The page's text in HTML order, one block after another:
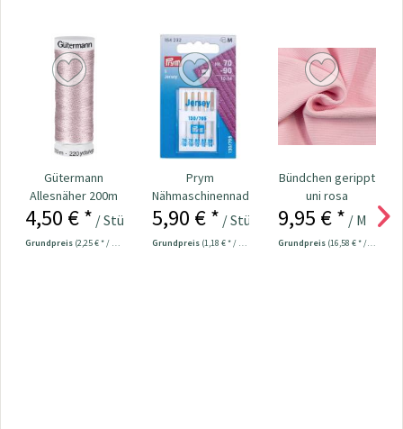
Gütermann
Allesnäher 200m
Fb. 372 - hellrosa
4,50 € * / Stück
Grundpreis (2,25 € * / 100 Meter)
Prym
Nähmaschinennadeln
130/705 Jersey
5,90 € * / Stück
Grundpreis (1,18 € * / 1 Stück)
Bündchen gerippt
uni rosa
9,95 € * / Meter
Grundpreis (16,58 € * / 1 m²)